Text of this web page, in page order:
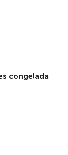
congelada